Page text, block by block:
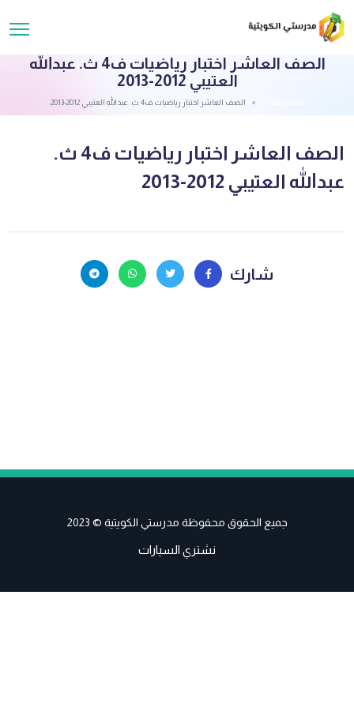
الصف العاشر اختبار رياضيات ف4 ث. عبدالله
العتيبي 2012-2013
الصف العاشر اختبار رياضيات ف4 ث. عبدالله العتيبي 2012-2013
الصف العاشر اختبار رياضيات ف4 ث.
عبدالله العتيبي 2012-2013
شارك
جميع الحقوق محفوظة مدرستي الكويتية © 2023
نشتري السيارات